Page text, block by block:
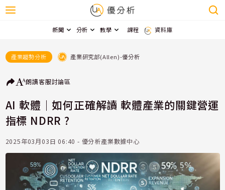
新聞 分析 教學 課程 資料庫
產業趨勢分析 產業研究部(Allen)-優分析
朗讀客服討論區
AI 軟體｜如何正確解讀 軟體產業的關鍵營運
指標 NDRR ?
2025年03月03日 06:40 - 優分析產業數據中心